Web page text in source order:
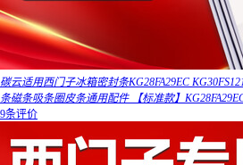
碳云适用西门子冰箱密封条KG28FA29EC
条磁条吸条圈皮条通用配件 【标准款】
9条评价